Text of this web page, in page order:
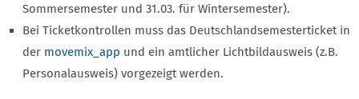
Sommersemester und 31.03. für Wintersemester).
Bei Ticketkontrollen muss das Deutschlandsemesterticket in
der movemix_app und ein amtlicher Lichtbildausweis (z.B.
Personalausweis) vorgezeigt werden.